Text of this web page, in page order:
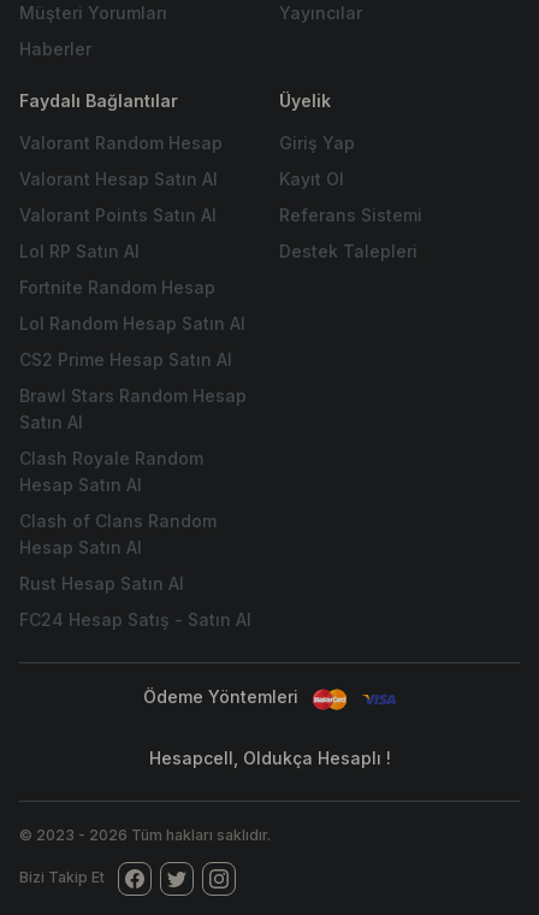
Müşteri Yorumları
Haberler
Yayıncılar
Faydalı Bağlantılar
Valorant Random Hesap
Valorant Hesap Satın Al
Valorant Points Satın Al
Lol RP Satın Al
Fortnite Random Hesap
Lol Random Hesap Satın Al
CS2 Prime Hesap Satın Al
Brawl Stars Random Hesap
Satın Al
Clash Royale Random
Hesap Satın Al
Clash of Clans Random
Hesap Satın Al
Rust Hesap Satın Al
FC24 Hesap Satış - Satın Al
Üyelik
Giriş Yap
Kayıt Ol
Referans Sistemi
Destek Talepleri
Ödeme Yöntemleri
Hesapcell, Oldukça Hesaplı !
© 2023 - 2026 Tüm hakları saklıdır.
Bizi Takip Et